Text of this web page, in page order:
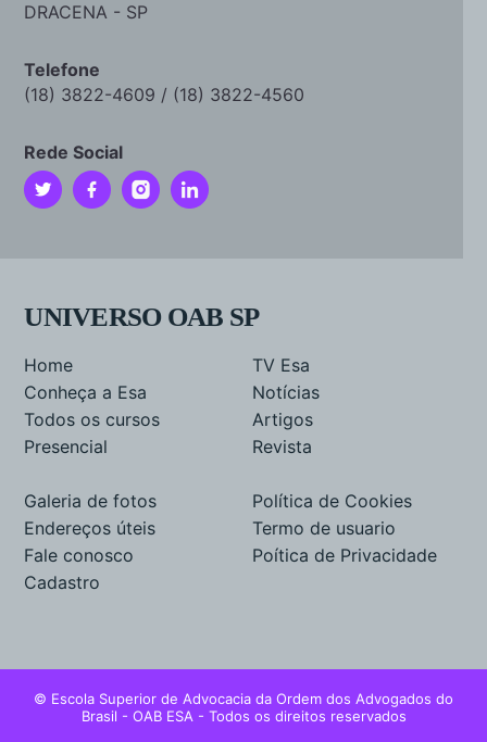
DRACENA - SP
Telefone
(18) 3822-4609 / (18) 3822-4560
Rede Social
UNIVERSO OAB SP
Home
Conheça a Esa
Todos os cursos
Presencial
TV Esa
Notícias
Artigos
Revista
Galeria de fotos
Endereços úteis
Fale conosco
Cadastro
Política de Cookies
Termo de usuario
Poítica de Privacidade
© Escola Superior de Advocacia da Ordem dos Advogados do
Brasil - OAB ESA - Todos os direitos reservados